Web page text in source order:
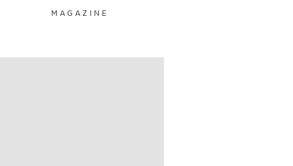
MAGAZINE